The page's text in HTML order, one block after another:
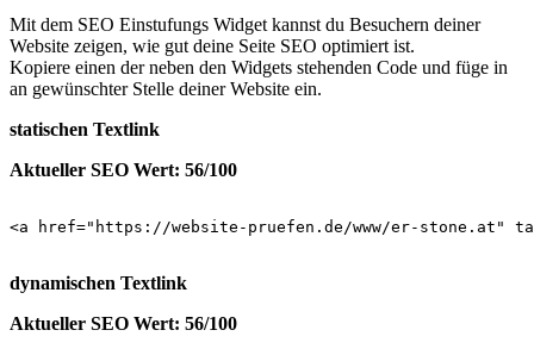
Mit dem SEO Einstufungs Widget kannst du Besuchern deiner
Website zeigen, wie gut deine Seite SEO optimiert ist.
Kopiere einen der neben den Widgets stehenden Code und füge in
an gewünschter Stelle deiner Website ein.
statischen Textlink
Aktueller SEO Wert: 56/100
<a href="https://website-pruefen.de/www/er-stone.at"
dynamischen Textlink
Aktueller SEO Wert: 56/100